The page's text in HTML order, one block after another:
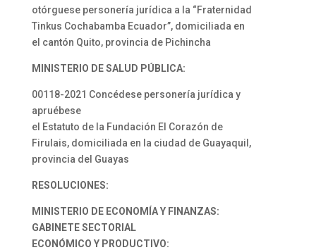
otórguese personería jurídica a la “Fraternidad
Tinkus Cochabamba Ecuador”, domiciliada en
el cantón Quito, provincia de Pichincha
MINISTERIO DE SALUD PÚBLICA:
00118-2021 Concédese personería jurídica y
apruébese
el Estatuto de la Fundación El Corazón de
Firulais, domiciliada en la ciudad de Guayaquil,
provincia del Guayas
RESOLUCIONES:
MINISTERIO DE ECONOMÍA Y FINANZAS:
GABINETE SECTORIAL
ECONÓMICO Y PRODUCTIVO: